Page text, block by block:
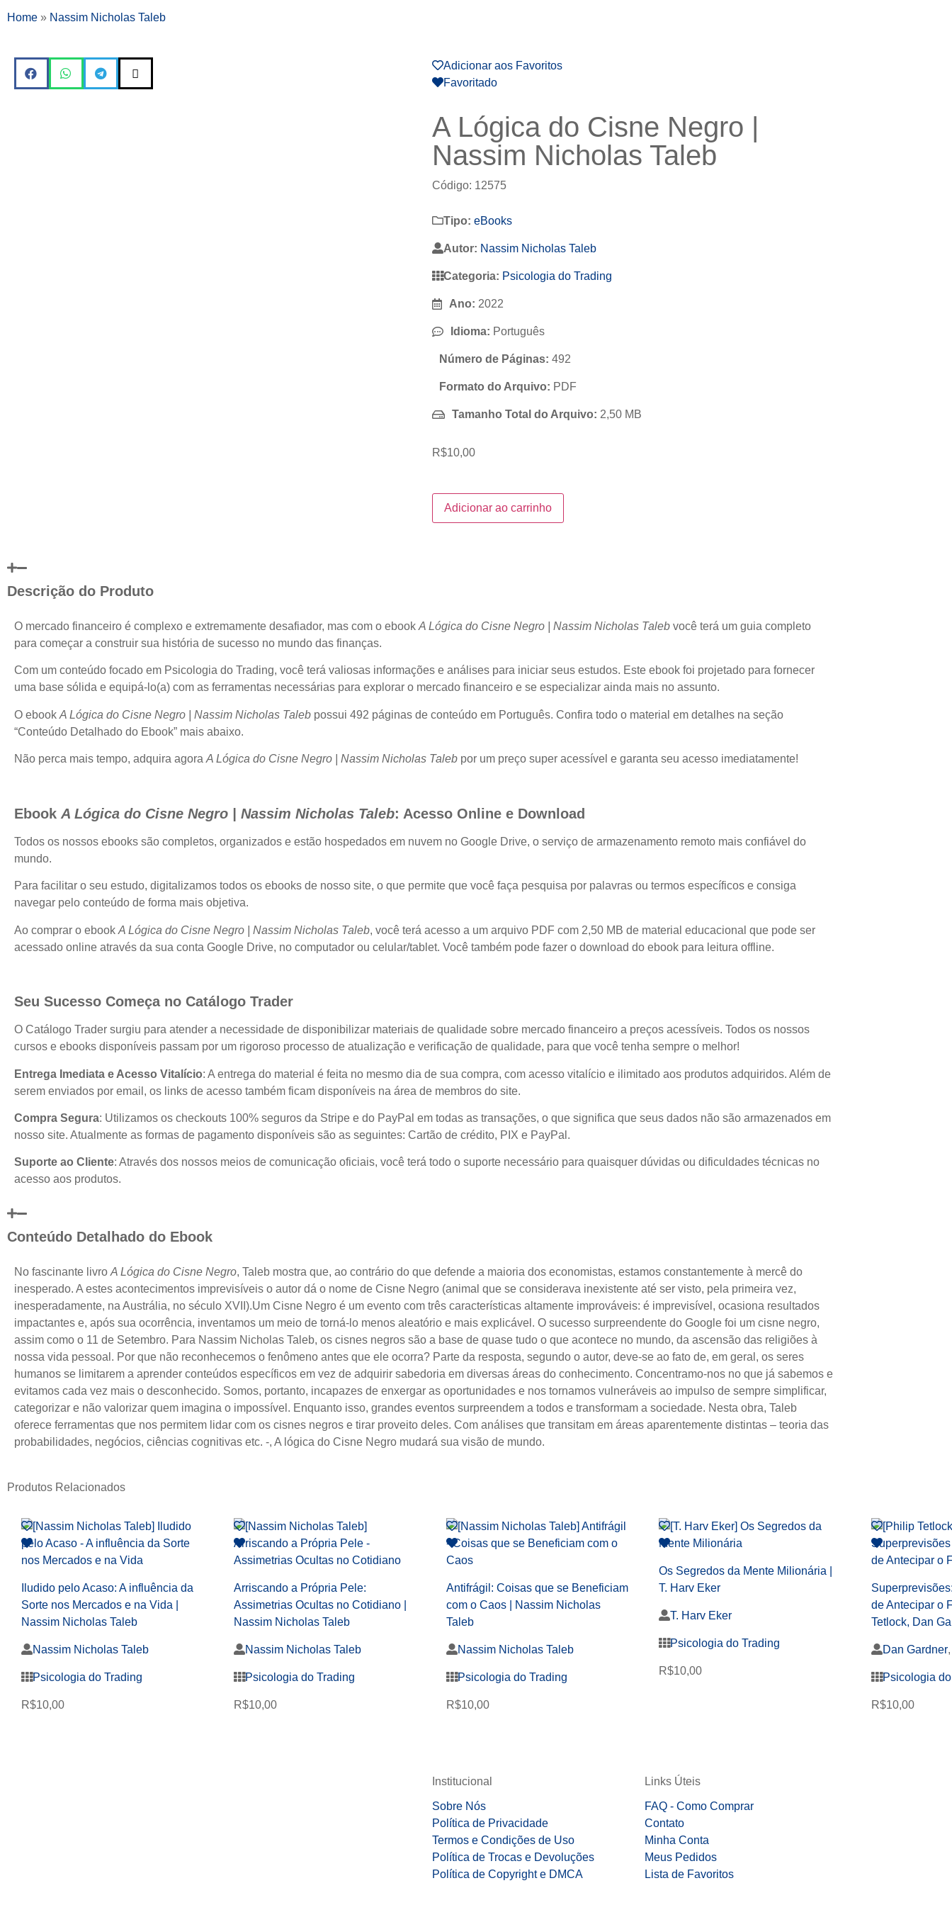
Home » Nassim Nicholas Taleb
Adicionar aos Favoritos
Favoritado
A Lógica do Cisne Negro |
Nassim Nicholas Taleb
Código: 12575
Tipo: eBooks
Autor: Nassim Nicholas Taleb
Categoria: Psicologia do Trading
Ano: 2022
Idioma: Português
Número de Páginas: 492
Formato do Arquivo: PDF
Tamanho Total do Arquivo: 2,50 MB
R$10,00
Adicionar ao carrinho
Descrição do Produto
O mercado financeiro é complexo e extremamente desafiador, mas com o ebook A Lógica do Cisne Negro | Nassim Nicholas Taleb você terá um guia completo
para começar a construir sua história de sucesso no mundo das finanças.
Com um conteúdo focado em Psicologia do Trading, você terá valiosas informações e análises para iniciar seus estudos. Este ebook foi projetado para fornecer
uma base sólida e equipá-lo(a) com as ferramentas necessárias para explorar o mercado financeiro e se especializar ainda mais no assunto.
O ebook A Lógica do Cisne Negro | Nassim Nicholas Taleb possui 492 páginas de conteúdo em Português. Confira todo o material em detalhes na seção
“Conteúdo Detalhado do Ebook” mais abaixo.
Não perca mais tempo, adquira agora A Lógica do Cisne Negro | Nassim Nicholas Taleb por um preço super acessível e garanta seu acesso imediatamente!
Ebook A Lógica do Cisne Negro | Nassim Nicholas Taleb: Acesso Online e Download
Todos os nossos ebooks são completos, organizados e estão hospedados em nuvem no Google Drive, o serviço de armazenamento remoto mais confiável do
mundo.
Para facilitar o seu estudo, digitalizamos todos os ebooks de nosso site, o que permite que você faça pesquisa por palavras ou termos específicos e consiga
navegar pelo conteúdo de forma mais objetiva.
Ao comprar o ebook A Lógica do Cisne Negro | Nassim Nicholas Taleb, você terá acesso a um arquivo PDF com 2,50 MB de material educacional que pode ser
acessado online através da sua conta Google Drive, no computador ou celular/tablet. Você também pode fazer o download do ebook para leitura offline.
Seu Sucesso Começa no Catálogo Trader
O Catálogo Trader surgiu para atender a necessidade de disponibilizar materiais de qualidade sobre mercado financeiro a preços acessíveis. Todos os nossos
cursos e ebooks disponíveis passam por um rigoroso processo de atualização e verificação de qualidade, para que você tenha sempre o melhor!
Entrega Imediata e Acesso Vitalício: A entrega do material é feita no mesmo dia de sua compra, com acesso vitalício e ilimitado aos produtos adquiridos. Além de
serem enviados por email, os links de acesso também ficam disponíveis na área de membros do site.
Compra Segura: Utilizamos os checkouts 100% seguros da Stripe e do PayPal em todas as transações, o que significa que seus dados não são armazenados em
nosso site. Atualmente as formas de pagamento disponíveis são as seguintes: Cartão de crédito, PIX e PayPal.
Suporte ao Cliente: Através dos nossos meios de comunicação oficiais, você terá todo o suporte necessário para quaisquer dúvidas ou dificuldades técnicas no
acesso aos produtos.
Conteúdo Detalhado do Ebook
No fascinante livro A Lógica do Cisne Negro, Taleb mostra que, ao contrário do que defende a maioria dos economistas, estamos constantemente à mercê do
inesperado. A estes acontecimentos imprevisíveis o autor dá o nome de Cisne Negro (animal que se considerava inexistente até ser visto, pela primeira vez,
inesperadamente, na Austrália, no século XVII).Um Cisne Negro é um evento com três características altamente improváveis: é imprevisível, ocasiona resultados
impactantes e, após sua ocorrência, inventamos um meio de torná-lo menos aleatório e mais explicável. O sucesso surpreendente do Google foi um cisne negro,
assim como o 11 de Setembro. Para Nassim Nicholas Taleb, os cisnes negros são a base de quase tudo o que acontece no mundo, da ascensão das religiões à
nossa vida pessoal. Por que não reconhecemos o fenômeno antes que ele ocorra? Parte da resposta, segundo o autor, deve-se ao fato de, em geral, os seres
humanos se limitarem a aprender conteúdos específicos em vez de adquirir sabedoria em diversas áreas do conhecimento. Concentramo-nos no que já sabemos e
evitamos cada vez mais o desconhecido. Somos, portanto, incapazes de enxergar as oportunidades e nos tornamos vulneráveis ao impulso de sempre simplificar,
categorizar e não valorizar quem imagina o impossível. Enquanto isso, grandes eventos surpreendem a todos e transformam a sociedade. Nesta obra, Taleb
oferece ferramentas que nos permitem lidar com os cisnes negros e tirar proveito deles. Com análises que transitam em áreas aparentemente distintas – teoria das
probabilidades, negócios, ciências cognitivas etc. -, A lógica do Cisne Negro mudará sua visão de mundo.
Produtos Relacionados
Iludido pelo Acaso: A influência da
Sorte nos Mercados e na Vida |
Nassim Nicholas Taleb
Nassim Nicholas Taleb
Psicologia do Trading
R$10,00
Arriscando a Própria Pele:
Assimetrias Ocultas no Cotidiano |
Nassim Nicholas Taleb
Nassim Nicholas Taleb
Psicologia do Trading
R$10,00
Antifrágil: Coisas que se Beneficiam
com o Caos | Nassim Nicholas
Taleb
Nassim Nicholas Taleb
Psicologia do Trading
R$10,00
Os Segredos da Mente Milionária |
T. Harv Eker
T. Harv Eker
Psicologia do Trading
R$10,00
de Antecipar o
Tetlock, Dan
Dan Gardner
Psicologia
R$10,00
Institucional
Sobre Nós
Política de Privacidade
Termos e Condições de Uso
Política de Trocas e Devoluções
Política de Copyright e DMCA
Links Úteis
FAQ - Como Comprar
Contato
Minha Conta
Meus Pedidos
Lista de Favoritos